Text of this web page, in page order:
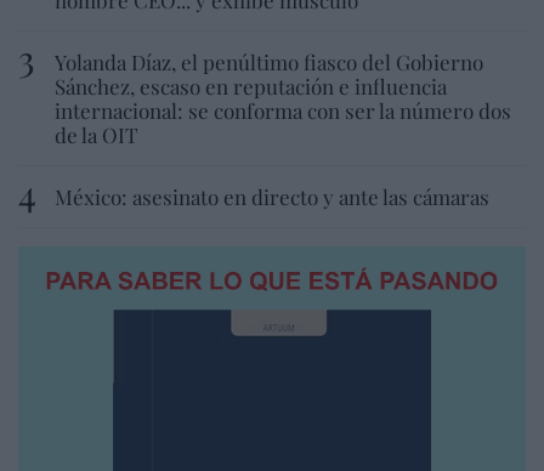
Yolanda Díaz, el penúltimo fiasco del Gobierno
Sánchez, escaso en reputación e influencia
internacional: se conforma con ser la número dos
de la OIT
México: asesinato en directo y ante las cámaras